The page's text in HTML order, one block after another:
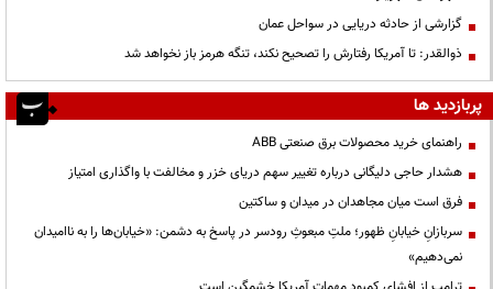
گزارشی از حادثه دریایی در سواحل عمان
ذوالقدر: تا آمریکا رفتارش را تصحیح نکند، تنگه هرمز باز نخواهد شد
پربازدید ها
راهنمای خرید محصولات برق صنعتی ABB
هشدار حاجی دلیگانی درباره تغییر سهم دریای خزر و مخالفت با واگذاری امتیاز
فرق است میان مجاهدان در میدان و ساکتین
سربازانِ خیابانِ ظهور؛ ملتِ مبعوثِ رودسر در پاسخ به دشمن: «خیابان‌ها را به ناامیدان
نمی‌دهیم»